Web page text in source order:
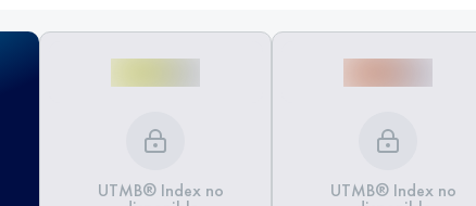
UTMB® Index no UTMB® Index no